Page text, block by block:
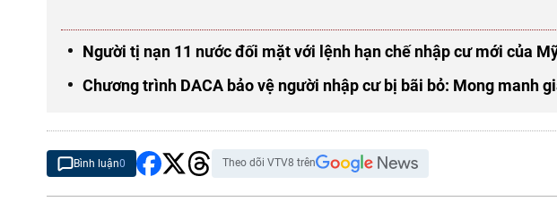
Người tị nạn 11 nước đối mặt với lệnh hạn chế nhập cư mới của
Chương trình DACA bảo vệ người nhập cư bị bãi bỏ: Mong manh
Bình luận0 Theo dõi VTV8 trên